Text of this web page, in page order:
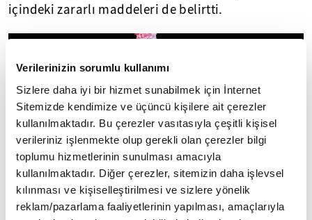
Verilerinizin sorumlu kullanımı
Sizlere daha iyi bir hizmet sunabilmek için İnternet
Sitemizde kendimize ve üçüncü kişilere ait çerezler
kullanılmaktadır. Bu çerezler vasıtasıyla çeşitli kişisel
verileriniz işlenmekte olup gerekli olan çerezler bilgi
toplumu hizmetlerinin sunulması amacıyla
kullanılmaktadır. Diğer çerezler, sitemizin daha işlevsel
kılınması ve kişiselleştirilmesi ve sizlere yönelik
reklam/pazarlama faaliyetlerinin yapılması, amaçlarıyla
içindeki zararlı maddeleri de belirtti.